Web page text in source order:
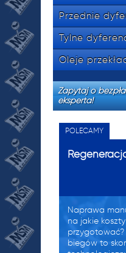
Przednie
Tylne
Oleje
Zapytaj o
eksperta!
POLECAMY
Naprawa
na jakie
przygotować?
biegów to